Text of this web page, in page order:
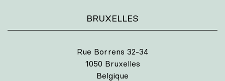
BRUXELLES
Rue Borrens 32-34
1050 Bruxelles
Belgique